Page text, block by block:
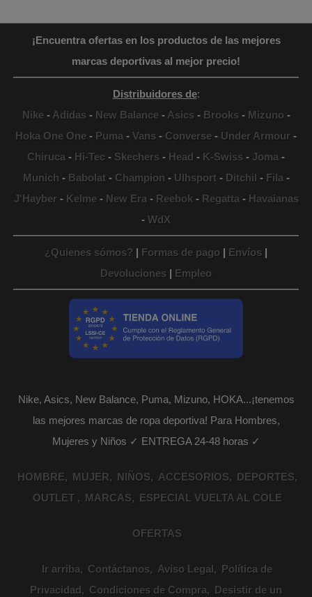
¡Encuentra ofertas en los productos de las mejores
marcas deportivas al mejor precio!
Distribuidores de:
Nike- Adidas- New Balance- Asics- Brooks- Mizuno-
Hoka One One - Puma - Vans - Converse - Under Armour -
Chiruca - Hi-Tec - Skechers - Head - K-Swiss - Joma -
Munich - Babolat- Champion - Ulhsport- Ditchil - Fila -
J'Hayber- Kelme- New Era - Reebok- Regatta - Havaianas
- WdX
¿Quienes sómos? | Formas de pago | Envíos |
Devoluciones | Empleo
Nike, Asics, New Balance, Puma, Mizuno, HOKA...¡tenemos
las mejores marcas de ropa deportiva! Para Hombres,
Mujeres y Niños ✓ ENTREGA 24-48 horas ✓
HOMBRE MUJER NIÑOS ACCESORIOS
DEPORTES
OUTLET
MARCAS ESPECIAL VUELTA AL COLE
OFERTAS
Ir arriba Contáctanos Aviso Legal
Política de
Privacidad
Condiciones de Compra Desistir de un